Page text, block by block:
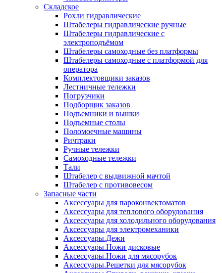
Складское
Рохли гидравлические
Штабелеры гидравлические ручные
Штабелеры гидравлические с
электроподъёмом
Штабелеры самоходные без платформы
Штабелеры самоходные с платформой для
оператора
Комплектовщики заказов
Лестничные тележки
Погрузчики
Подборщик заказов
Подъемники и вышки
Подъемные столы
Поломоечные машины
Ричтраки
Ручные тележки
Самоходные тележки
Тали
Штабелер с выдвижной мачтой
Штабелер с противовесом
Запасные части
Аксессуары для пароконвектоматов
Аксессуары для теплового оборудования
Аксессуары для холодильного оборудования
Аксессуары для электромеханики
Аксессуары.Дежи
Аксессуары.Ножи дисковые
Аксессуары.Ножи для мясорубок
Аксессуары.Решетки для мясорубок